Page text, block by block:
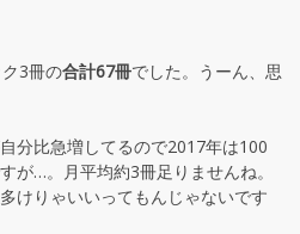
3冊の合計67冊でした。うーん、思
分比急増してるので2017年は100
が…。月平均約3冊足りませんね。
けりゃいいってもんじゃないです